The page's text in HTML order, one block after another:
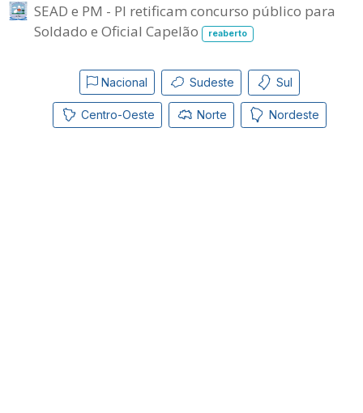
SEAD e PM - PI retificam concurso público para
Soldado e Oficial Capelão
reaberto
Nacional Sudeste Sul
Centro-Oeste Norte Nordeste